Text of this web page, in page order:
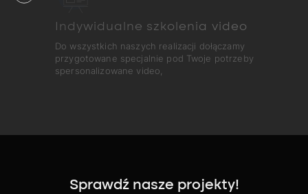
Indywidualne szkolenia video
Do wszystkich naszych realizacji dołączamy
przygotowane specjalnie pod Twoje potrzeby
spersonalizowane video,
Sprawdź nasze projekty!